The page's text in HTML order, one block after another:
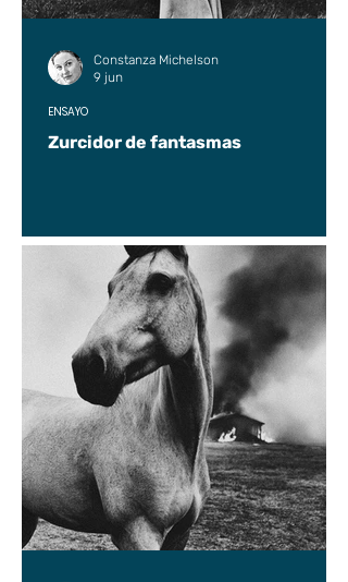
Zurcidor de fantasmas
ENSAYO
Constanza Michelson
9 jun